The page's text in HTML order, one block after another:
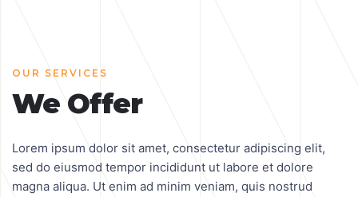
OUR SERVICES
We Offer
Lorem ipsum dolor sit amet, consectetur adipiscing elit,
sed do eiusmod tempor incididunt ut labore et dolore
magna aliqua. Ut enim ad minim veniam, quis nostrud